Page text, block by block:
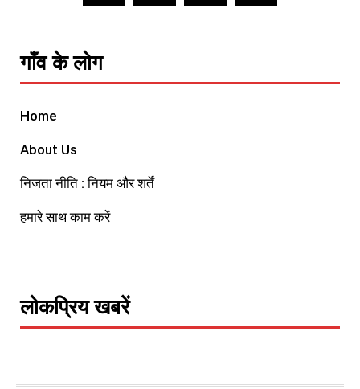
गाँव के लोग
Home
About Us
निजता नीति : नियम और शर्तें
हमारे साथ काम करें
लोकप्रिय खबरें